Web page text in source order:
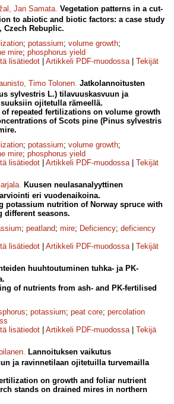
, Jan Samata. Vegetation patterns in a cut-
to abiotic and biotic factors: a case study
Czech Rebuplic.
; potassium; volume growth;
mire; phosphorus yield
lisätiedot Artikkeli PDF-muodossa| Tekijät
, Timo Tolonen. Jatkolannoitusten
sylvestris L.) tilavuuskasvuun ja
ojitetulla rämeellä.
of repeated fertilizations on volume growth
of Scots pine (Pinus sylvestris
; potassium; volume growth;
mire; phosphorus yield
lisätiedot Artikkeli PDF-muodossa| Tekijät
. Kuusen neulasanalyyttinen
eri vuodenaikoina.
potassium nutrition of Norway spruce with
different seasons.
; peatland; mire; Deficiency; deficiency
lisätiedot Artikkeli PDF-muodossa| Tekijät
huuhtoutuminen tuhka- ja PK-
of nutrients from ash- and PK-fertilised
; potassium; peat core; percolation
lisätiedot Artikkeli PDF-muodossa| Tekijä
. Lannoituksen vaikutus
ja ravinnetilaan ojitetuilla turvemailla
on growth and foliar nutrient
stands on drained mires in northern